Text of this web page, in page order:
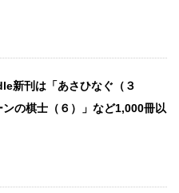
新刊は「あさひなぐ（３
ンの棋士（６）」など1,000冊以